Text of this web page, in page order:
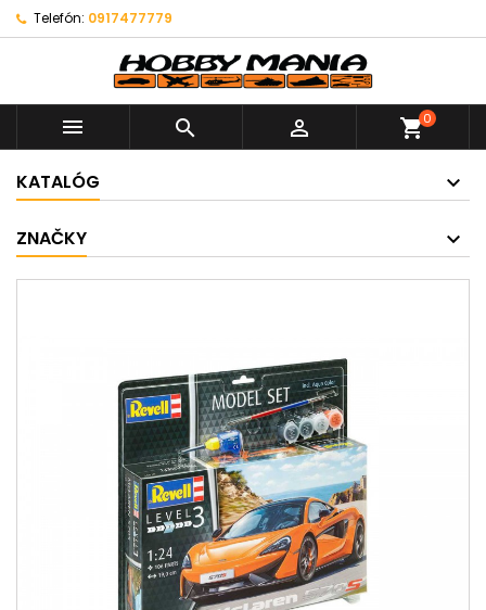
Telefón: 0917477779
   shopping_cart0
KATALÓG
ZNAČKY